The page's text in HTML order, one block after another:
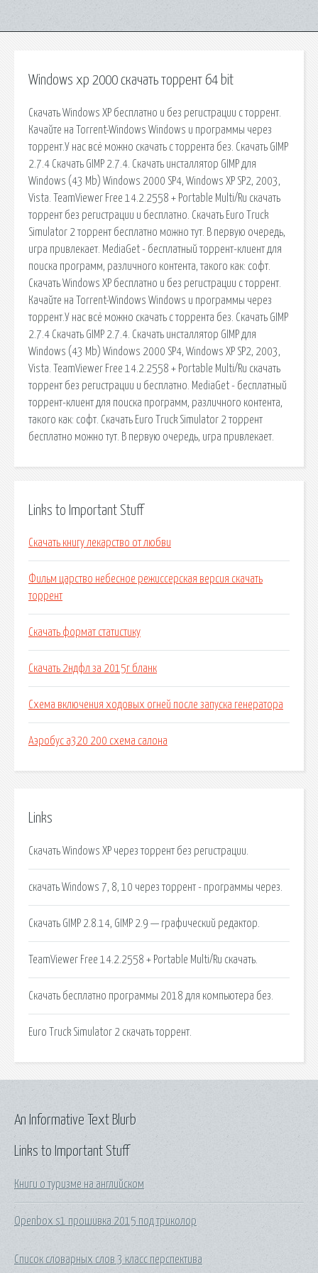
Windows xp 2000 скачать торрент 64 bit
Скачать Windows XP бесплатно и без регистрации с торрент.
Качайте на Torrent-Windows Windows и программы через
торрент.У нас всё можно скачать с торрента без. Скачать GIMP
2.7.4 Скачать GIMP 2.7.4. Скачать инсталлятор GIMP для
Windows (43 Mb) Windows 2000 SP4, Windows XP SP2, 2003,
Vista. TeamViewer Free 14.2.2558 + Portable Multi/Ru скачать
торрент без регистрации и бесплатно. Скачать Euro Truck
Simulator 2 торрент бесплатно можно тут. В первую очередь,
игра привлекает. MediaGet - бесплатный торрент-клиент для
поиска программ, различного контента, такого как: софт.
Скачать Windows XP бесплатно и без регистрации с торрент.
Качайте на Torrent-Windows Windows и программы через
торрент.У нас всё можно скачать с торрента без. Скачать GIMP
2.7.4 Скачать GIMP 2.7.4. Скачать инсталлятор GIMP для
Windows (43 Mb) Windows 2000 SP4, Windows XP SP2, 2003,
Vista. TeamViewer Free 14.2.2558 + Portable Multi/Ru скачать
торрент без регистрации и бесплатно. MediaGet - бесплатный
торрент-клиент для поиска программ, различного контента,
такого как: софт. Скачать Euro Truck Simulator 2 торрент
бесплатно можно тут. В первую очередь, игра привлекает.
Links to Important Stuff
Скачать книгу лекарство от любви
Фильм царство небесное режиссерская версия скачать
торрент
Скачать формат статистику
Скачать 2ндфл за 2015г бланк
Схема включения ходовых огней после запуска генератора
Аэробус а320 200 схема салона
Links
Скачать Windows XP через торрент без регистрации.
скачать Windows 7, 8, 10 через торрент - программы через.
Скачать GIMP 2.8.14, GIMP 2.9 — графический редактор.
TeamViewer Free 14.2.2558 + Portable Multi/Ru скачать.
Скачать бесплатно программы 2018 для компьютера без.
Euro Truck Simulator 2 скачать торрент.
Links to Important Stuff
Книги о туризме на английском
Openbox s1 прошивка 2015 под триколор
Список словарных слов 3 класс перспектива
An Informative Text Blurb